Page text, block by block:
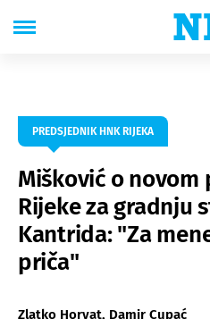
PREDSJEDNIK HNK RIJEKA
Mišković o novom
Rijeke za gradnju
Kantrida: "Za
priča"
Zlatko Horvat, Damir Cupać